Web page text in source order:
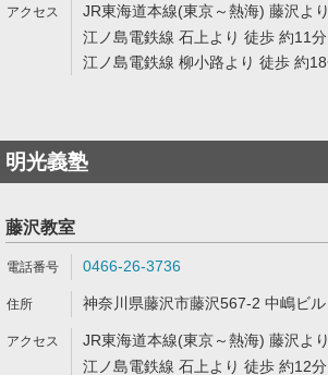
JR東海道本線(東京～熱海) 藤沢よ
江ノ島電鉄線 石上より 徒歩 約11分
江ノ島電鉄線 柳小路より 徒歩 約
明光義塾
藤沢教室
0466-26-3736
神奈川県藤沢市藤沢567-2 中嶋ビ
JR東海道本線(東京～熱海) 藤沢よ
江ノ島電鉄線 石上より 徒歩 約12分